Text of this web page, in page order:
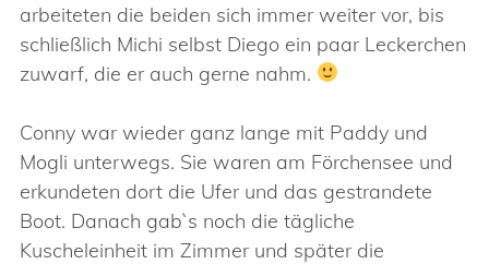
arbeiteten die beiden sich immer weiter vor, bis
schließlich Michi selbst Diego ein paar Leckerchen
zuwarf, die er auch gerne nahm.
Conny war wieder ganz lange mit Paddy und
Mogli unterwegs. Sie waren am Förchensee und
erkundeten dort die Ufer und das gestrandete
Boot. Danach gab`s noch die tägliche
Kuscheleinheit im Zimmer und später die